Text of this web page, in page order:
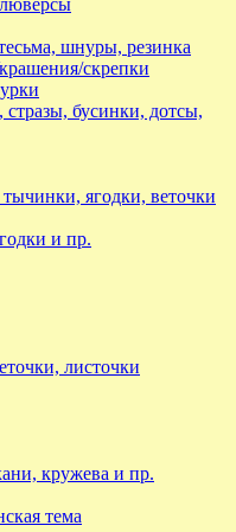
шнуры, резинка
скрепки
бусинки, дотсы,
ягодки, веточки
и пр.
листочки
кружева и пр.
тема